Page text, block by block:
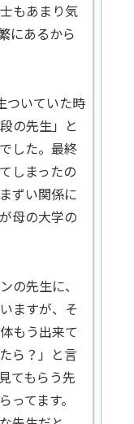
もあまり気
にあるから
ついていた時
の先生」と
した。最終
しまったの
ずい関係に
母の大学の
の先生に、
ますが、そ
もう出来て
ら？」と言
てもらう先
てます。